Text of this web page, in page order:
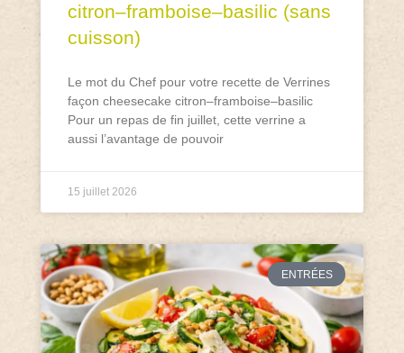
citron–framboise–basilic (sans
cuisson)
Le mot du Chef pour votre recette de Verrines
façon cheesecake citron–framboise–basilic
Pour un repas de fin juillet, cette verrine a
aussi l’avantage de pouvoir
15 juillet 2026
ENTRÉES